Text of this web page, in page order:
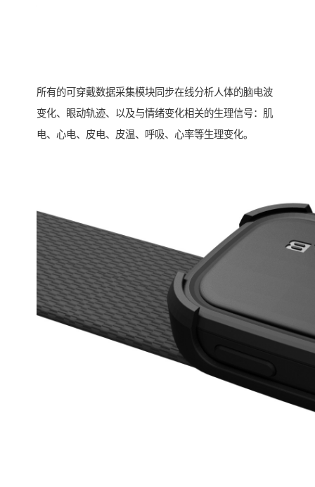
所有的可穿戴数据采集模块同步在线分析人体的脑电波
变化、眼动轨迹、以及与情绪变化相关的生理信号：肌
电、心电、皮电、皮温、呼吸、心率等生理变化。